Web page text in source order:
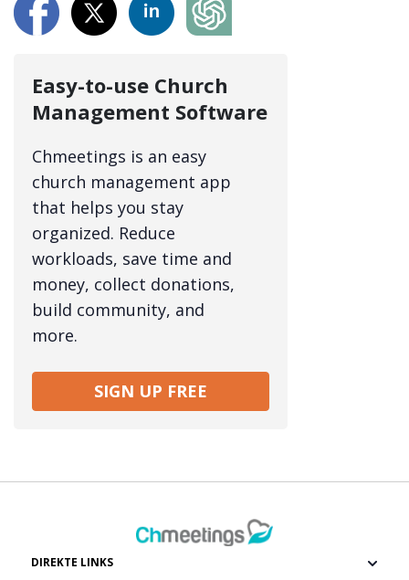
Easy-to-use Church
Management Software
Chmeetings is an easy
church management app
that helps you stay
organized. Reduce
workloads, save time and
money, collect donations,
build community, and
more.
SIGN UP FREE
DIREKTE LINKS